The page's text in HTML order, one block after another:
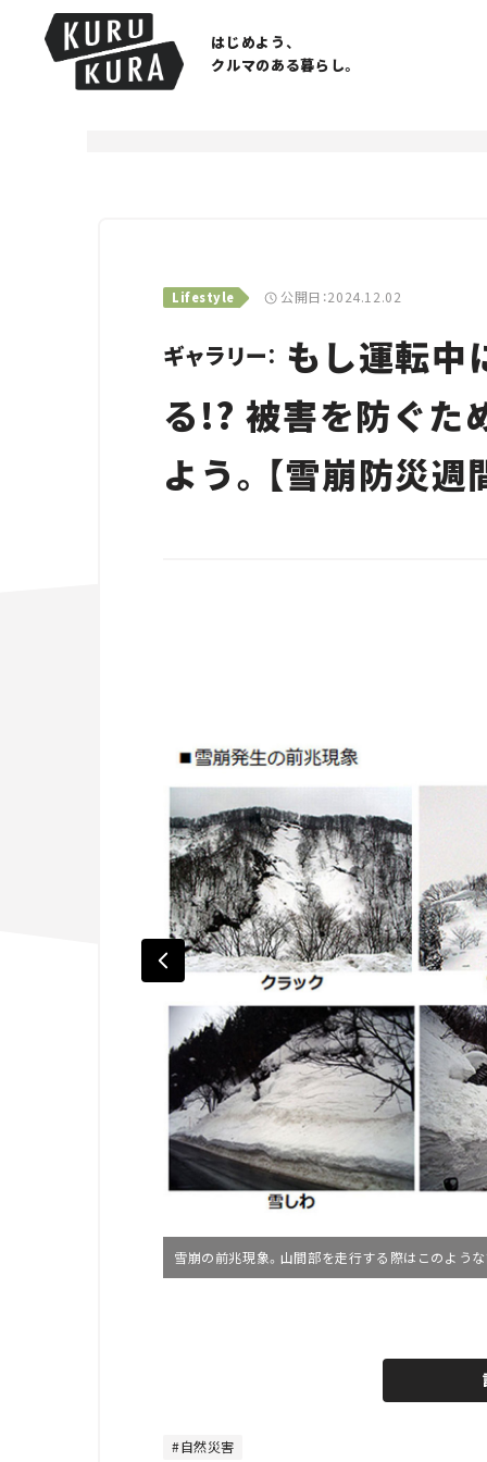
はじめよう、
クルマのある暮らし。
Lifestyle 公開日：2024.12.02
ギャラリー： もし運転中
る!? 被害を防ぐた
よう。【雪崩防災週
雪崩の前兆現象。山間部を走行する際はこのよう
自然災害